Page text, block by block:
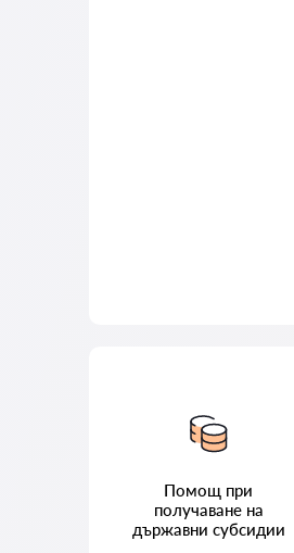
Помощ при
получаване на
държавни субсидии